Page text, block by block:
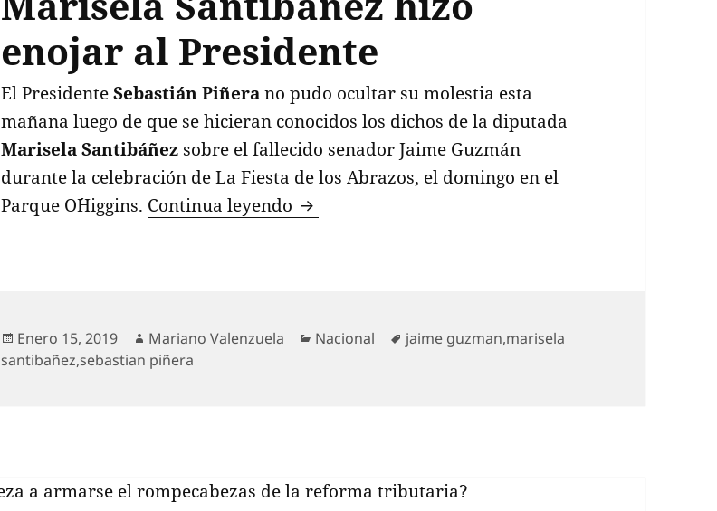
enojar al Presidente
El PresidenteSebastián Piñerano pudo ocultar su molestia esta
mañana luego de que se hicieran conocidos los dichos de la diputada
Marisela Santibáñez sobre el fallecido senador Jaime Guzmán
durante la celebración de La Fiesta de los Abrazos, el domingo en el
Parque O´Higgins. Continua leyendo Marisela Santibáñez hizo enojar al Presidente
Publicado
el
Enero 15, 2019 Autor
Mariano Valenzuela Categorías
Nacional Etiquetas
jaime guzman,marisela
santibañez,sebastian piñera